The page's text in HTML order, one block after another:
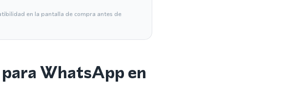
en la pantalla de compra antes de
WhatsApp en